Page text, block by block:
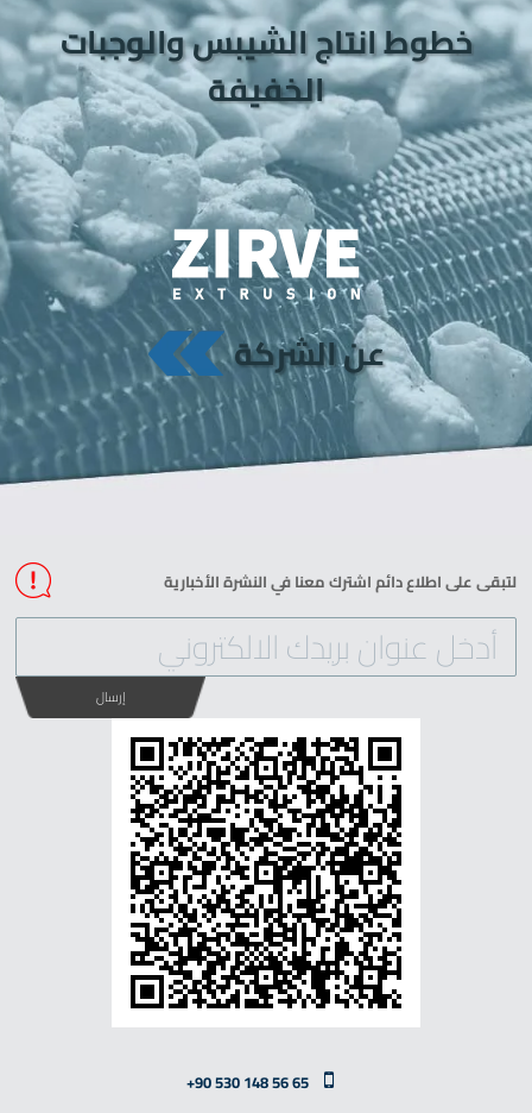
خطوط انتاج الشيبس والوجبات
الخفيفة
عن الشركة
Zirve Extrussion
سوف نقوم بالرد في أقرب وقت ممكن
لتبقى على اطلاع دائم اشترك معنا في النشرة الأخبارية
إرسال
+90 530 148 56 65